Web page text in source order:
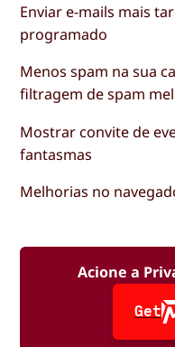
Enviar e-mails mais
programado
Menos spam na sua
filtragem de spam
Mostrar convite de
fantasmas
Melhorias no
Acione a
Get